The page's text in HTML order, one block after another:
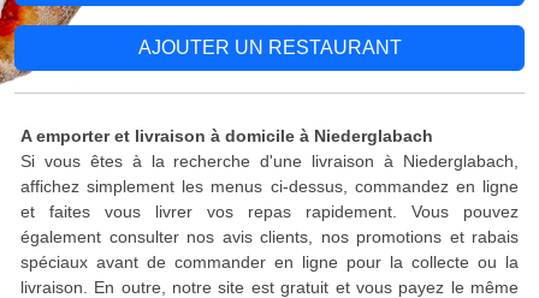
AJOUTER UN RESTAURANT
A emporter et livraison à domicile à Niederglabach
Si vous êtes à la recherche d'une livraison à Niederglabach,
affichez simplement les menus ci-dessus, commandez en ligne
et faites vous livrer vos repas rapidement. Vous pouvez
également consulter nos avis clients, nos promotions et rabais
spéciaux avant de commander en ligne pour la collecte ou la
livraison. En outre, notre site est gratuit et vous payez le même